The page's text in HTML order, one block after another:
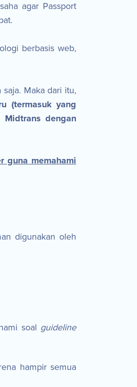
agar Passport
berbasis web,
Maka dari itu,
(termasuk yang
Midtrans dengan
guna memahami
digunakan oleh
soal guideline
hampir semua